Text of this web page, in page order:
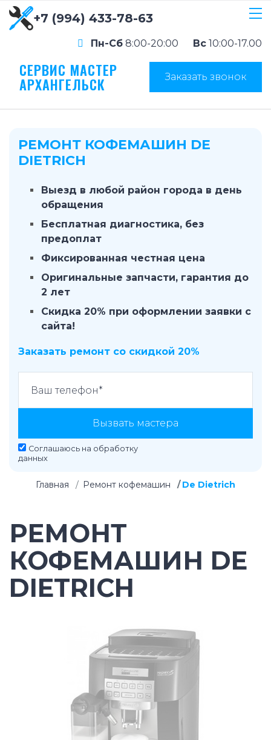
+7 (994) 433-78-63
Пн-Сб 8:00-20:00 Вс 10:00-17.00
СЕРВИС МАСТЕР
АРХАНГЕЛЬСК Заказать звонок
РЕМОНТ КОФЕМАШИН DE
DIETRICH
Выезд в любой район города в день
обращения
Бесплатная диагностика, без
предоплат
Фиксированная честная цена
Оригинальные запчасти, гарантия до
2 лет
Скидка 20% при оформлении заявки с
сайта!
Заказать ремонт со скидкой 20%
Вызвать мастера
Соглашаюсь на обработку
данных
Главная Ремонт кофемашин De Dietrich
РЕМОНТ
КОФЕМАШИН DE
DIETRICH